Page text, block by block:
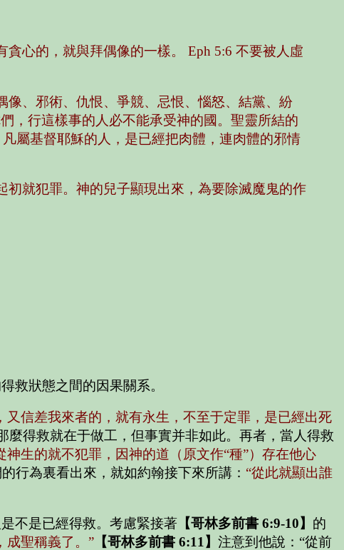
心的，就與拜偶像的一樣。 Eph 5:6 不要被人虛
、邪術、仇恨、爭競、忌恨、惱怒、結黨、紛
，行這樣事的人必不能承受神的國。聖靈所結的
屬基督耶穌的人，是已經把肉體，連肉體的邪情
就犯罪。神的兒子顯現出來，為要除滅魔鬼的作
救狀態之間的因果關系。
又信差我來者的，就有永生，不至于定罪，是已經出死
得救就在于做工，但事實并非如此。再者，當人得救
神生的就不犯罪，因神的道（原文作“種”）存在他心
行為裏看出來，就如約翰接下來所講： “從此就顯出誰
不是已經得救。考慮緊接著 【哥林多前書 6:9-10】 的
成聖稱義了。” 【哥林多前書 6:11】 注意到他說：“從前